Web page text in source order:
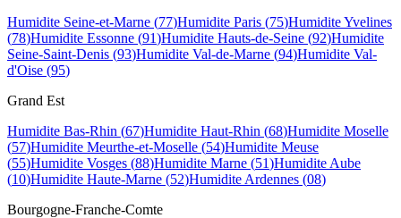
Humidite Seine-et-Marne (77)Humidite Paris (75)HumiditeYvelines
(78)Humidite Essonne (91)Humidite Hauts-de-Seine (92)Humidite
Seine-Saint-Denis (93)Humidite Val-de-Marne (94)Humidite Val-
d'Oise (95)
Grand Est
Humidite Bas-Rhin (67)Humidite Haut-Rhin (68)Humidite Moselle
(57)Humidite Meurthe-et-Moselle (54)Humidite Meuse
(55)Humidite Vosges (88)Humidite Marne (51)Humidite Aube
(10)Humidite Haute-Marne (52)Humidite Ardennes (08)
Bourgogne-Franche-Comte